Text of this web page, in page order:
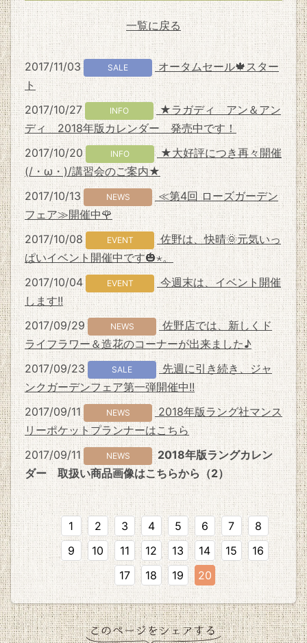
一覧に戻る
2017/11/03 SALE
オータムセール🍁スター
ト
2017/10/27
INFO
★ラガディ アン＆アン
ディ 2018年版カレンダー 発売中です！
2017/10/20
INFO
★大好評につき再々開催
(/・ω・)/講習会のご案内★
2017/10/13
NEWS
≪第4回 ローズガーデン
フェア≫開催中🌹
2017/10/08
EVENT
佐野は、快晴🌞元気いっ
ぱいイベント開催中です🎃⋆。
2017/10/04
EVENT
今週末は、イベント開催
します!!
2017/09/29
NEWS
佐野店では、新しくド
ライフラワー＆造花のコーナーが出来ました♪
2017/09/23
SALE
先週に引き続き、ジャ
ンクガーデンフェア第一弾開催中!!
2017/09/11
NEWS
2018年版ラング社マンス
リーポケットプランナーはこちら
2017/09/11
NEWS
2018年版ラングカレン
ダー 取扱い商品画像はこちらから（2）
1 2 3 4 5 6 7
8
9
10 11 12 13 14 15
16
17
18 19 20